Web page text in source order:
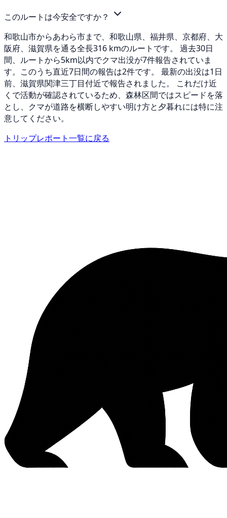
このルートは今安全ですか？
和歌山市からあわら市まで、和歌山県、福井県、京都府、大
阪府、滋賀県を通る全長316 kmのルートです。 過去30日
間、ルートから5km以内でクマ出没が7件報告されていま
す。このうち直近7日間の報告は2件です。 最新の出没は1日
前、滋賀県関津三丁目付近で報告されました。 これだけ近
くで活動が確認されているため、森林区間ではスピードを落
とし、クマが道路を横断しやすい明け方と夕暮れには特に注
意してください。
トリップレポート一覧に戻る